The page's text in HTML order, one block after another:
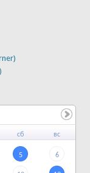
сб вс
5 6